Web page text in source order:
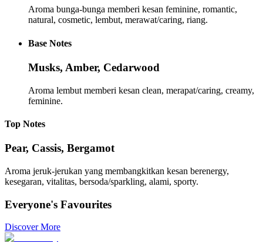
Aroma bunga-bunga memberi kesan feminine, romantic,
natural, cosmetic, lembut, merawat/caring, riang.
Base Notes
Musks, Amber, Cedarwood
Aroma lembut memberi kesan clean, merapat/caring, creamy,
feminine.
Top Notes
Pear, Cassis, Bergamot
Aroma jeruk-jerukan yang membangkitkan kesan berenergy,
kesegaran, vitalitas, bersoda/sparkling, alami, sporty.
Everyone's Favourites
Discover More